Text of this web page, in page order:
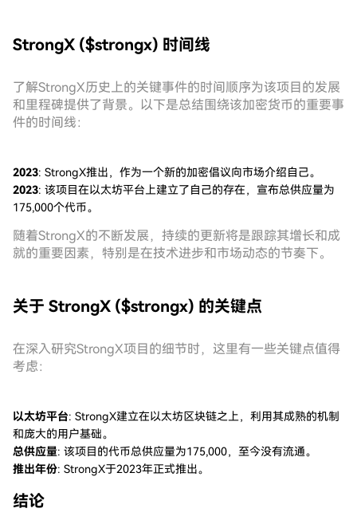
StrongX ($strongx) 时间线
了解StrongX历史上的关键事件的时间顺序为该项目的发展
和里程碑提供了背景。以下是总结围绕该加密货币的重要事
件的时间线：
2023: StrongX推出，作为一个新的加密倡议向市场介绍自己。
2023: 该项目在以太坊平台上建立了自己的存在，宣布总供应量为
175,000个代币。
随着StrongX的不断发展，持续的更新将是跟踪其增长和成
就的重要因素，特别是在技术进步和市场动态的节奏下。
关于 StrongX ($strongx) 的关键点
在深入研究StrongX项目的细节时，这里有一些关键点值得
考虑：
以太坊平台: StrongX建立在以太坊区块链之上，利用其成熟的机制
和庞大的用户基础。
总供应量: 该项目的代币总供应量为175,000，至今没有流通。
推出年份: StrongX于2023年正式推出。
结论